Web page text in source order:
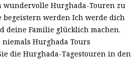
wundervolle Hurghada-Touren zu
begeistern werden Ich werde dich
deine Familie glücklich machen.
niemals Hurghada Tours
die Hurghada-Tagestouren in den